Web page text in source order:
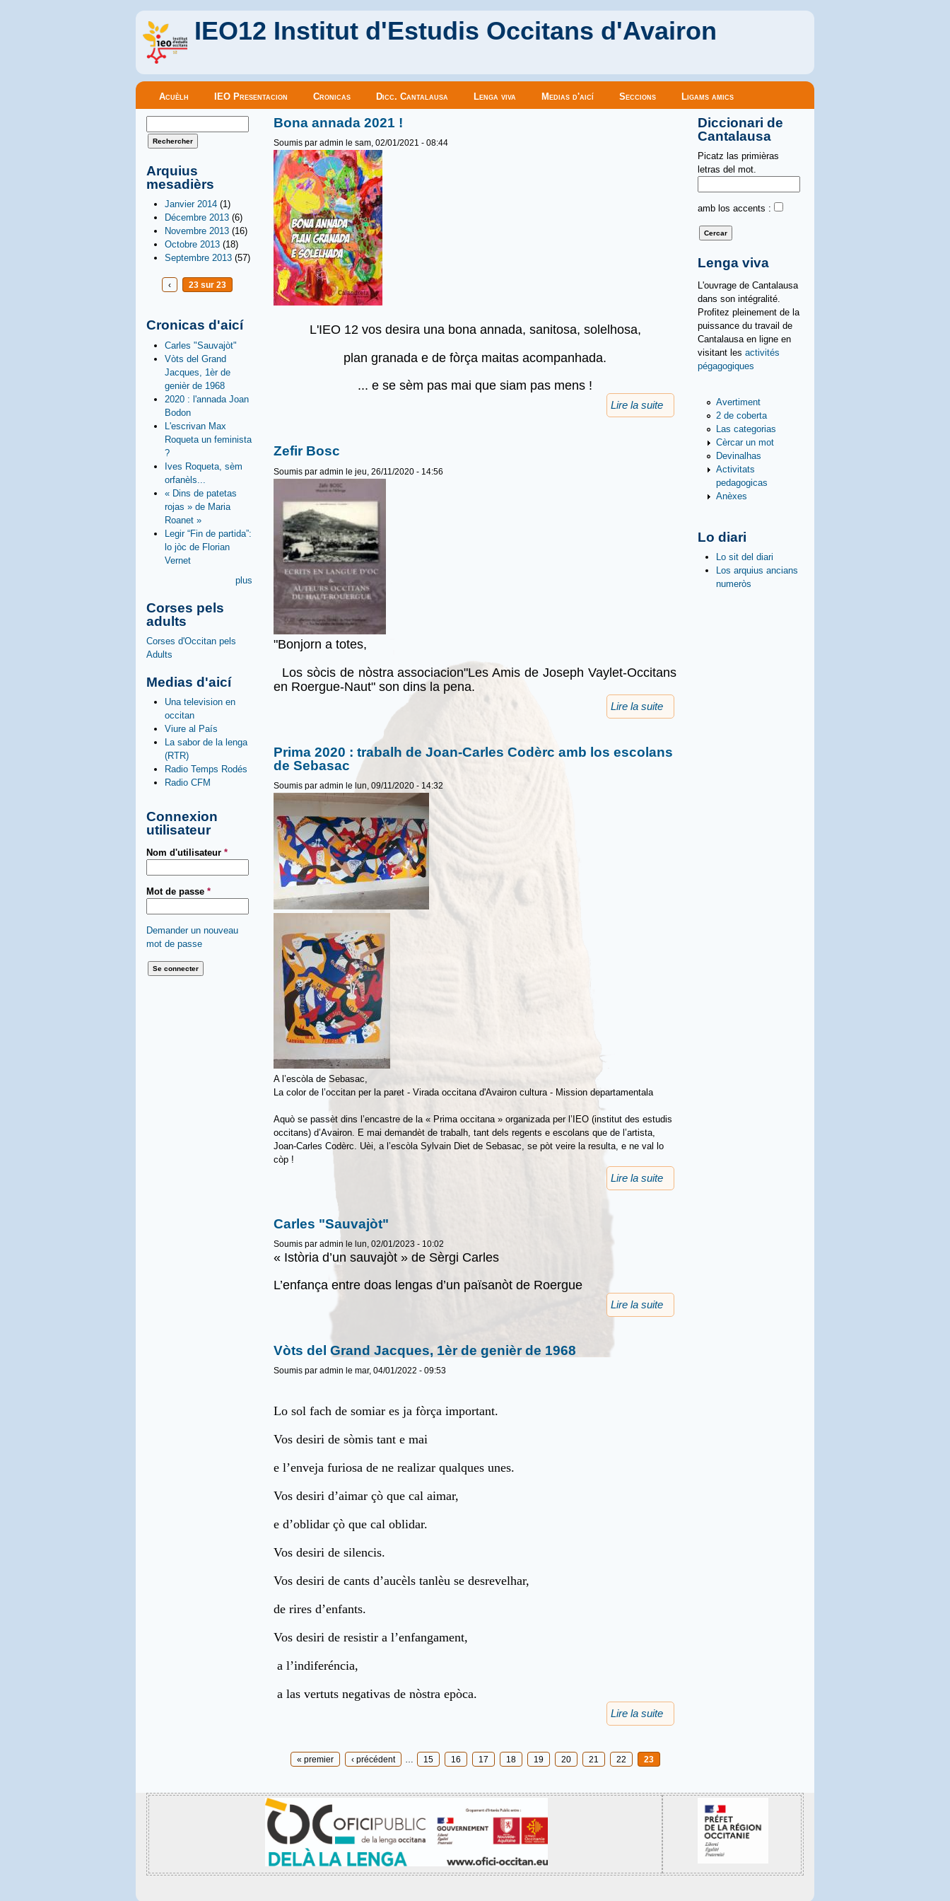
IEO12 Institut d'Estudis Occitans d'Avairon
Menu principal
Acuèlh IEO Presentacion Cronicas Dicc. Cantalausa Lenga viva Medias d'aicí Seccions Ligams amics
Formulaire de recherche
Arquius
mesadièrs
Janvier 2014 (1)
Décembre 2013 (6)
Novembre 2013 (16)
Octobre 2013 (18)
Septembre 2013 (57)
‹ 23 sur 23
Cronicas d'aicí
Carles "Sauvajòt"
Vòts del Grand
Jacques, 1èr de
genièr de 1968
2020 : l'annada Joan
Bodon
L'escrivan Max
Roqueta un feminista
?
Ives Roqueta, sèm
orfanèls...
« Dins de patetas
rojas » de Maria
Roanet »
Legir “Fin de partida”:
lo jòc de Florian
Vernet
plus
Corses pels
adults
Corses d'Occitan pels
Adults
Medias d'aicí
Una television en
occitan
Viure al País
La sabor de la lenga
(RTR)
Radio Temps Rodés
Radio CFM
Connexion
utilisateur
Nom d'utilisateur *
Mot de passe *
Demander un nouveau
mot de passe
Bona annada 2021 !
Soumis par admin le sam, 02/01/2021 - 08:44
L'IEO 12 vos desira una bona annada, sanitosa, solelhosa,
plan granada e de fòrça maitas acompanhada.
... e se sèm pas mai que siam pas mens !
Lire la suite de Bona annada 2021 !
Zefir Bosc
Soumis par admin le jeu, 26/11/2020 - 14:56
"Bonjorn a totes,
Los sòcis de nòstra associacion"Les Amis de Joseph Vaylet-Occitans
en Roergue-Naut" son dins la pena.
Lire la suite
Prima 2020 : trabalh de Joan-Carles Codèrc amb los escolans
de Sebasac
Soumis par admin le lun, 09/11/2020 - 14:32
A l’escòla de Sebasac,
La color de l’occitan per la paret - Virada occitana d'Avairon cultura - Mission departamentala
Aquò se passèt dins l’encastre de la « Prima occitana » organizada per l’IEO (institut des estudis
occitans) d’Avairon. E mai demandèt de trabalh, tant dels regents e escolans que de l’artista,
Joan-Carles Codèrc. Uèi, a l’escòla Sylvain Diet de Sebasac, se pòt veire la resulta, e ne val lo
còp !
Lire la suite
escolans de Sebasac
Carles "Sauvajòt"
Soumis par admin le lun, 02/01/2023 - 10:02
« Istòria d’un sauvajòt » de Sèrgi Carles
L’enfança entre doas lengas d’un païsanòt de Roergue
Lire la suite
Vòts del Grand Jacques, 1èr de genièr de 1968
Soumis par admin le mar, 04/01/2022 - 09:53
Lo sol fach de somiar es ja fòrça important.
Vos desiri de sòmis tant e mai
e l’enveja furiosa de ne realizar qualques unes.
Vos desiri d’aimar çò que cal aimar,
e d’oblidar çò que cal oblidar.
Vos desiri de silencis.
Vos desiri de cants d’aucèls tanlèu se desrevelhar,
de rires d’enfants.
Vos desiri de resistir a l’enfangament,
a l’indiferéncia,
a las vertuts negativas de nòstra epòca.
Lire la suite
Pages« premier ‹ précédent 15 16 17 18 19 20 21 22 23
Diccionari de
Cantalausa
Picatz las primièras
letras del mot.
amb los accents :
Lenga viva
L'ouvrage de Cantalausa
dans son intégralité.
Profitez pleinement de la
puissance du travail de
Cantalausa en ligne en
visitant les activités
pégagogiques
Avertiment
2 de coberta
Las categorias
Cèrcar un mot
Devinalhas
Activitats
pedagogicas
Anèxes
Lo diari
Lo sit del diari
Los arquius ancians
numeròs